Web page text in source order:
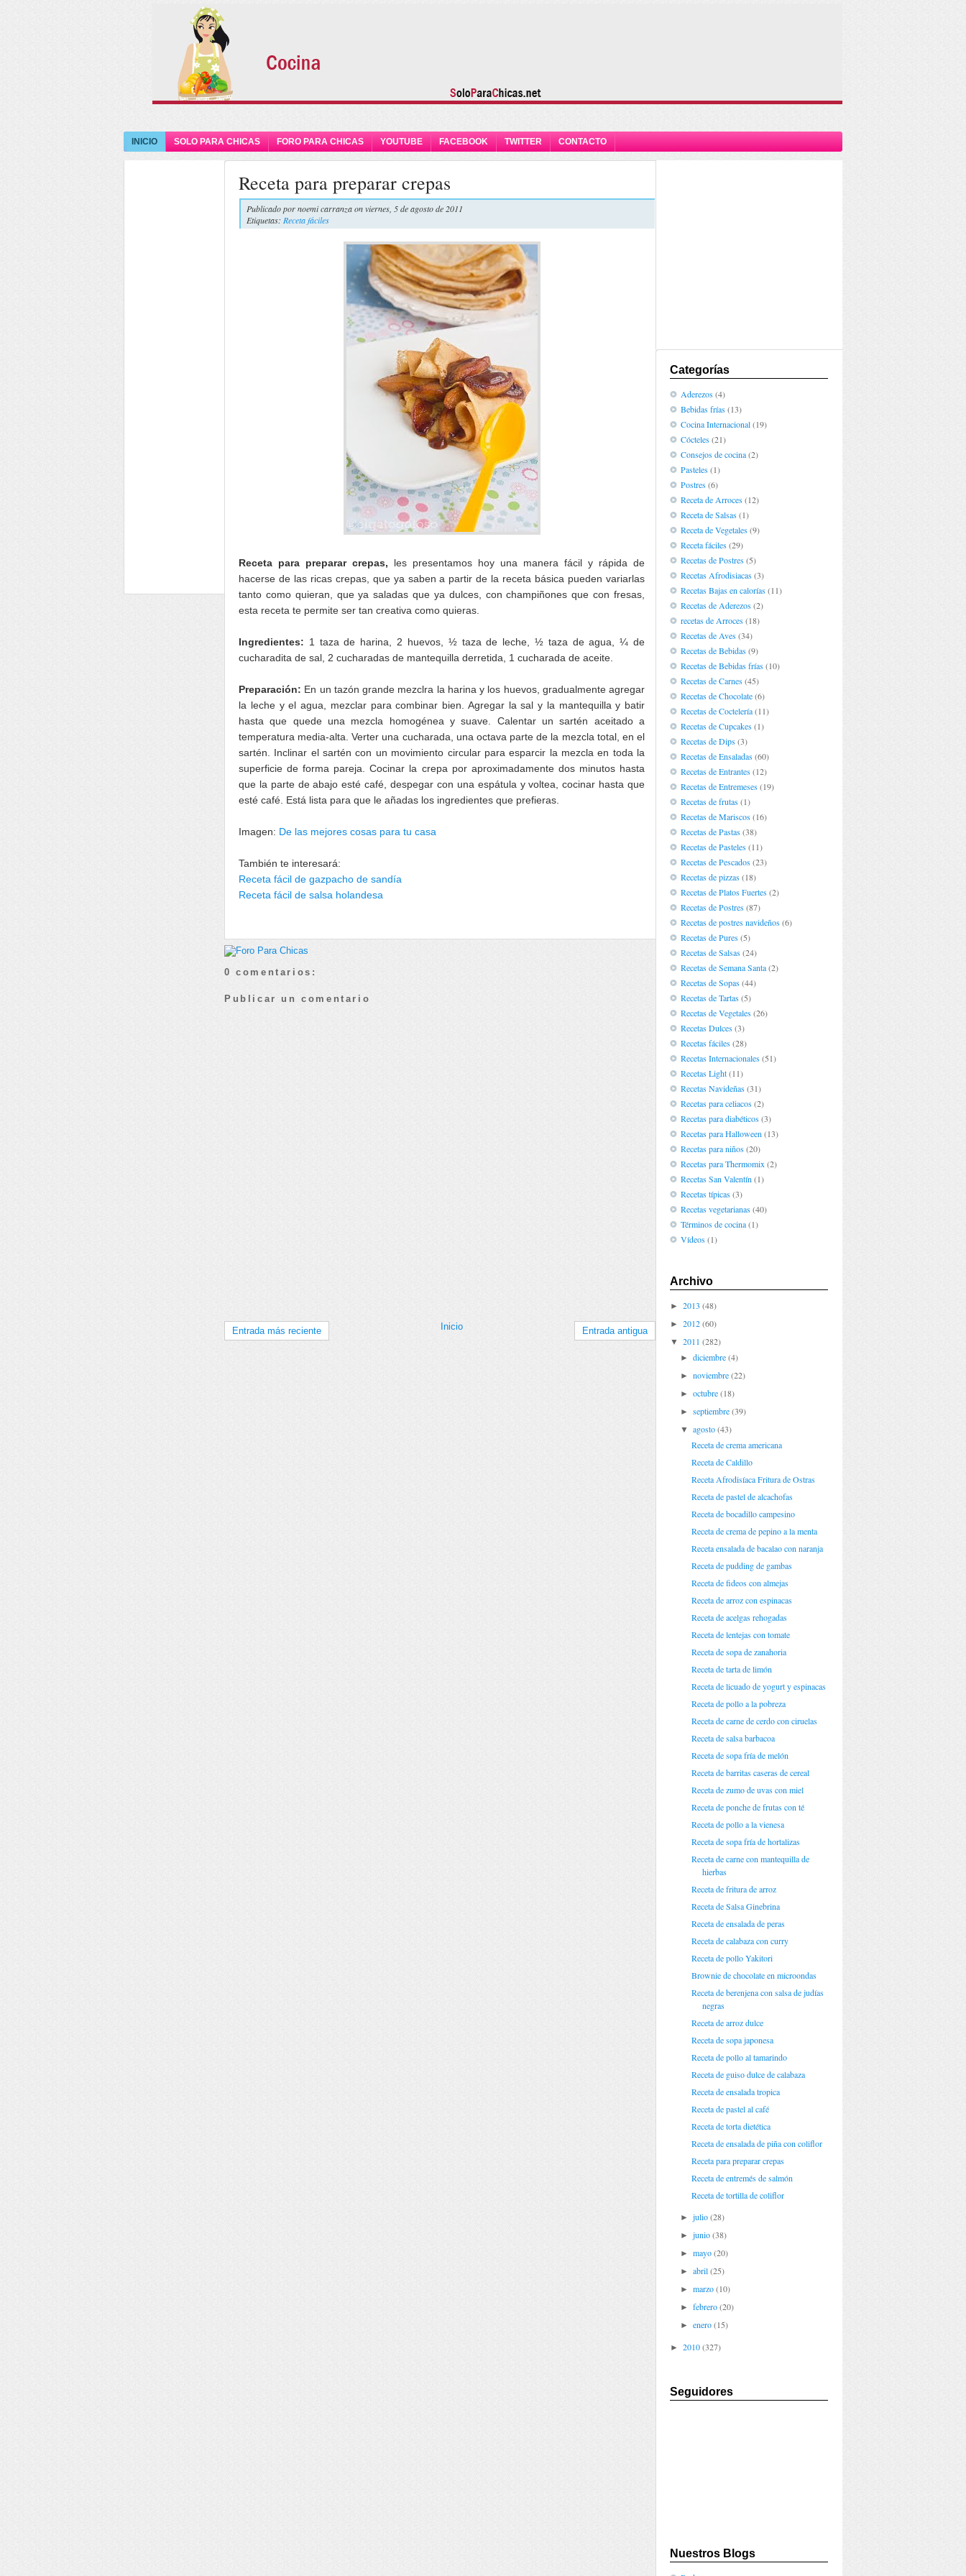
INICIO SOLO PARA CHICAS FORO PARA CHICAS YOUTUBE FACEBOOK TWITTER CONTACTO
Receta para preparar crepas
Publicado pornoemi carranzaon viernes, 5 de agosto de 2011
Etiquetas: Receta fáciles
Receta para preparar crepas, les presentamos hoy una manera fácil y rápida de
hacerse de las ricas crepas, que ya saben a partir de la receta básica pueden variarlas
tanto como quieran, que ya saladas que ya dulces, con champiñones que con fresas,
esta receta te permite ser tan creativa como quieras.
Ingredientes: 1 taza de harina, 2 huevos, ½ taza de leche, ½ taza de agua, ¼ de
cucharadita de sal, 2 cucharadas de mantequilla derretida, 1 cucharada de aceite.
Preparación: En un tazón grande mezclra la harina y los huevos, gradualmente agregar
la leche y el agua, mezclar para combinar bien. Agregar la sal y la mantequilla y batir
hasta que quede una mezcla homogénea y suave. Calentar un sartén aceitado a
temperatura media-alta. Verter una cucharada, una octava parte de la mezcla total, en el
sartén. Inclinar el sartén con un movimiento circular para esparcir la mezcla en toda la
superficie de forma pareja. Cocinar la crepa por aproximadamente dos minutos hasta
que la parte de abajo esté café, despegar con una espátula y voltea, cocinar hasta que
esté café. Está lista para que le añadas los ingredientes que prefieras.
Imagen: De las mejores cosas para tu casa
También te interesará:
Receta fácil de gazpacho de sandía
Receta fácil de salsa holandesa
0 comentarios:
Publicar un comentario
Entrada más reciente Entrada antigua
Inicio
Categorías
Aderezos(4)
Bebidas frías(13)
Cocina Internacional(19)
Cócteles(21)
Consejos de cocina(2)
Pasteles(1)
Postres(6)
Receta de Arroces(12)
Receta de Salsas(1)
Receta de Vegetales(9)
Receta fáciles(29)
Recetas de Postres(5)
Recetas Afrodisiacas(3)
Recetas Bajas en calorías(11)
Recetas de Aderezos(2)
recetas de Arroces(18)
Recetas de Aves(34)
Recetas de Bebidas(9)
Recetas de Bebidas frías(10)
Recetas de Carnes(45)
Recetas de Chocolate(6)
Recetas de Coctelería(11)
Recetas de Cupcakes(1)
Recetas de Dips(3)
Recetas de Ensaladas(60)
Recetas de Entrantes(12)
Recetas de Entremeses(19)
Recetas de frutas(1)
Recetas de Mariscos(16)
Recetas de Pastas(38)
Recetas de Pasteles(11)
Recetas de Pescados(23)
Recetas de pizzas(18)
Recetas de Platos Fuertes(2)
Recetas de Postres(87)
Recetas de postres navideños(6)
Recetas de Pures(5)
Recetas de Salsas(24)
Recetas de Semana Santa(2)
Recetas de Sopas(44)
Recetas de Tartas(5)
Recetas de Vegetales(26)
Recetas Dulces(3)
Recetas fáciles(28)
Recetas Internacionales(51)
Recetas Light(11)
Recetas Navideñas(31)
Recetas para celiacos(2)
Recetas para diabéticos(3)
Recetas para Halloween (13)
Recetas para niños(20)
Recetas para Thermomix (2)
Recetas San Valentín (1)
Recetas típicas(3)
Recetas vegetarianas(40)
Términos de cocina(1)
Vídeos(1)
Archivo
► 2013 (48)
► 2012(60)
▼ 2011 (282)
►diciembre (4)
►noviembre (22)
►octubre (18)
►septiembre (39)
▼agosto (43)
Receta de crema americana
Receta de Caldillo
Receta Afrodisíaca Fritura de Ostras
Receta de pastel de alcachofas
Receta de bocadillo campesino
Receta de crema de pepino a la menta
Receta ensalada de bacalao con naranja
Receta de pudding de gambas
Receta de fideos con almejas
Receta de arroz con espinacas
Receta de acelgas rehogadas
Receta de lentejas con tomate
Receta de sopa de zanahoria
Receta de tarta de limón
Receta de licuado de yogurt y espinacas
Receta de pollo a la pobreza
Receta de carne de cerdo con ciruelas
Receta de salsa barbacoa
Receta de sopa fría de melón
Receta de barritas caseras de cereal
Receta de zumo de uvas con miel
Receta de ponche de frutas con té
Receta de pollo a la vienesa
Receta de sopa fría de hortalizas
Receta de carne con mantequilla de
hierbas
Receta de fritura de arroz
Receta de Salsa Ginebrina
Receta de ensalada de peras
Receta de calabaza con curry
Receta de pollo Yakitori
Brownie de chocolate en microondas
Receta de berenjena con salsa de judías
negras
Receta de arroz dulce
Receta de sopa japonesa
Receta de pollo al tamarindo
Receta de guiso dulce de calabaza
Receta de ensalada tropica
Receta de pastel al café
Receta de torta dietética
Receta de ensalada de piña con coliflor
Receta para preparar crepas
Receta de entremés de salmón
Receta de tortilla de coliflor
►julio (28)
►junio (38)
►mayo (20)
►abril (25)
►marzo (10)
►febrero (20)
►enero (15)
► 2010(327)
Seguidores
Nuestros Blogs